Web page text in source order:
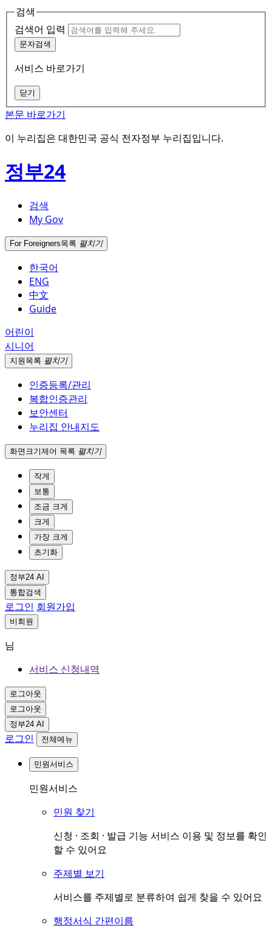
검색
검색어 입력
문자검색
서비스 바로가기
닫기
본문 바로가기
이 누리집은 대한민국 공식 전자정부 누리집입니다.
정부24
검색
My Gov
For Foreigners목록 펼치기
한국어
ENG
中文
Guide
어린이
시니어
지원 목록 펼치기
인증등록/관리
복합인증관리
보안센터
누리집 안내지도
화면크기제어 목록 펼치기
작게
보통
조금 크게
크게
가장 크게
초기화
정부24 AI
통합검색
로그인 회원가입
비회원
님
서비스 신청내역
로그아웃
로그아웃
정부24 AI
로그인 전체메뉴
민원서비스
민원서비스
민원 찾기
신청 · 조회 · 발급 기능 서비스 이용 및 정보를 확인
할 수 있어요
주제별 보기
서비스를 주제별로 분류하여 쉽게 찾을 수 있어요
행정서식 간편이름